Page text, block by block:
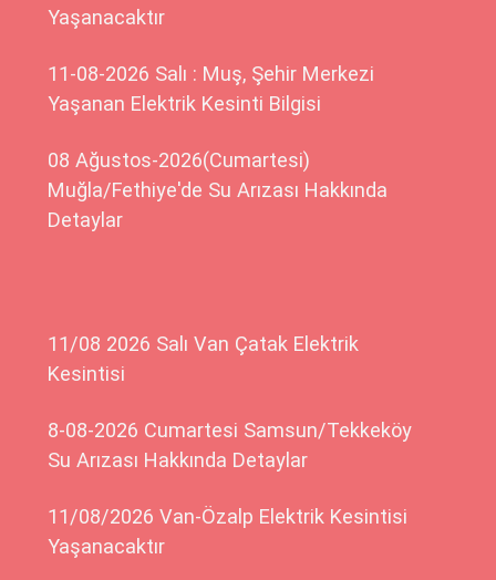
Yaşanacaktır
11-08-2026 Salı : Muş, Şehir Merkezi
Yaşanan Elektrik Kesinti Bilgisi
08 Ağustos-2026(Cumartesi)
Muğla/Fethiye'de Su Arızası Hakkında
Detaylar
11/08 2026 Salı Van Çatak Elektrik
Kesintisi
8-08-2026 Cumartesi Samsun/Tekkeköy
Su Arızası Hakkında Detaylar
11/08/2026 Van-Özalp Elektrik Kesintisi
Yaşanacaktır